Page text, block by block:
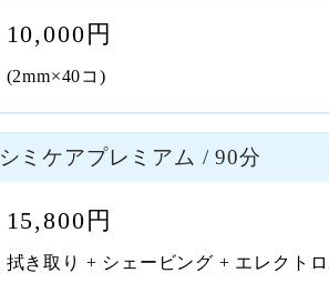
10,000円
(2mm×40コ)
シミケアプレミアム / 90分
15,800円
拭き取り + シェービング + エレクト